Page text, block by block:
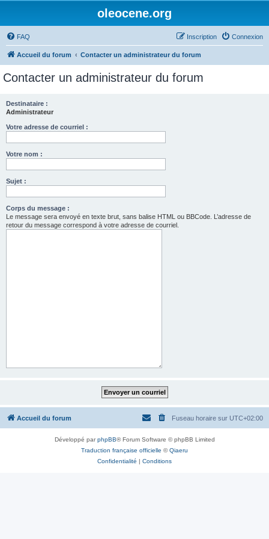
oleocene.org
FAQ Connexion
Inscription
Accueil du forum Contacter un administrateur du forum
Contacter un administrateur du forum
Destinataire :
Administrateur
Votre adresse de courriel :
Votre nom :
Sujet :
Corps du message :
Le message sera envoyé en texte brut, sans balise HTML ou BBCode. L’adresse de
retour du message correspond à votre adresse de courriel.
Accueil du forum Fuseau horaire sur UTC+02:00
Développé parphpBB® Forum Software © phpBB Limited
Traduction française officielle ©Qiaeru
Confidentialité | Conditions